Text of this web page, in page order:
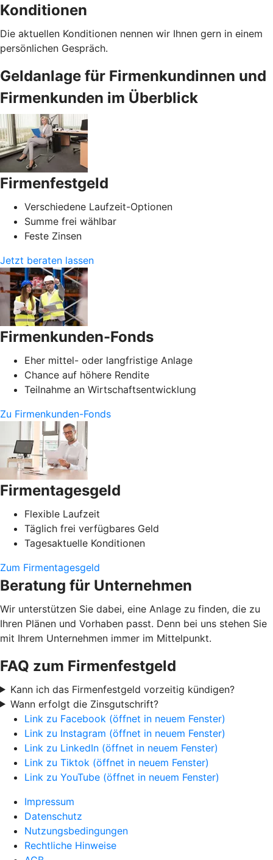
Konditionen
Die aktuellen Konditionen nennen wir Ihnen gern in einem
persönlichen Gespräch.
Geldanlage für Firmenkundinnen und
Firmenkunden im Überblick
Firmenfestgeld
Verschiedene Laufzeit-Optionen
Summe frei wählbar
Feste Zinsen
Jetzt beraten lassen
Firmenkunden-Fonds
Eher mittel- oder langfristige Anlage
Chance auf höhere Rendite
Teilnahme an Wirtschaftsentwicklung
Zu Firmenkunden-Fonds
Firmentagesgeld
Flexible Laufzeit
Täglich frei verfügbares Geld
Tagesaktuelle Konditionen
Zum Firmentagesgeld
Beratung für Unternehmen
Wir unterstützen Sie dabei, eine Anlage zu finden, die zu
Ihren Plänen und Vorhaben passt. Denn bei uns stehen Sie
mit Ihrem Unternehmen immer im Mittelpunkt.
FAQ zum Firmenfestgeld
Kann ich das Firmenfestgeld vorzeitig kündigen?
Wann erfolgt die Zinsgutschrift?
Link zu Facebook (öffnet in neuem Fenster)
Link zu Instagram (öffnet in neuem Fenster)
Link zu LinkedIn (öffnet in neuem Fenster)
Link zu Tiktok (öffnet in neuem Fenster)
Link zu YouTube (öffnet in neuem Fenster)
Impressum
Datenschutz
Nutzungsbedingungen
Rechtliche Hinweise